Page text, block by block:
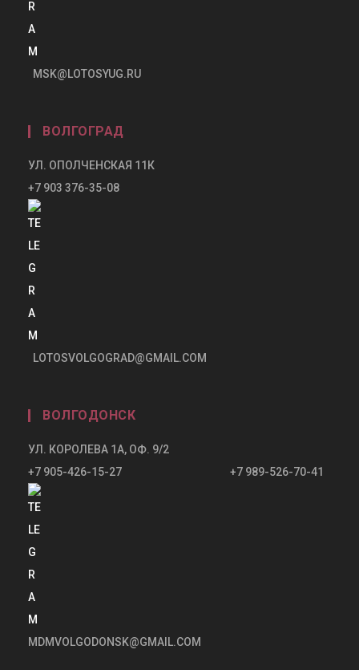
MSK@LOTOSYUG.RU
ВОЛГОГРАД
УЛ. ОПОЛЧЕНСКАЯ 11К
+7 903 376-35-08
LOTOSVOLGOGRAD@GMAIL.COM
ВОЛГОДОНСК
УЛ. КОРОЛЕВА 1А, ОФ. 9/2
+7 905-426-15-27 +7 989-526-70-41
MDMVOLGODONSK@GMAIL.COM